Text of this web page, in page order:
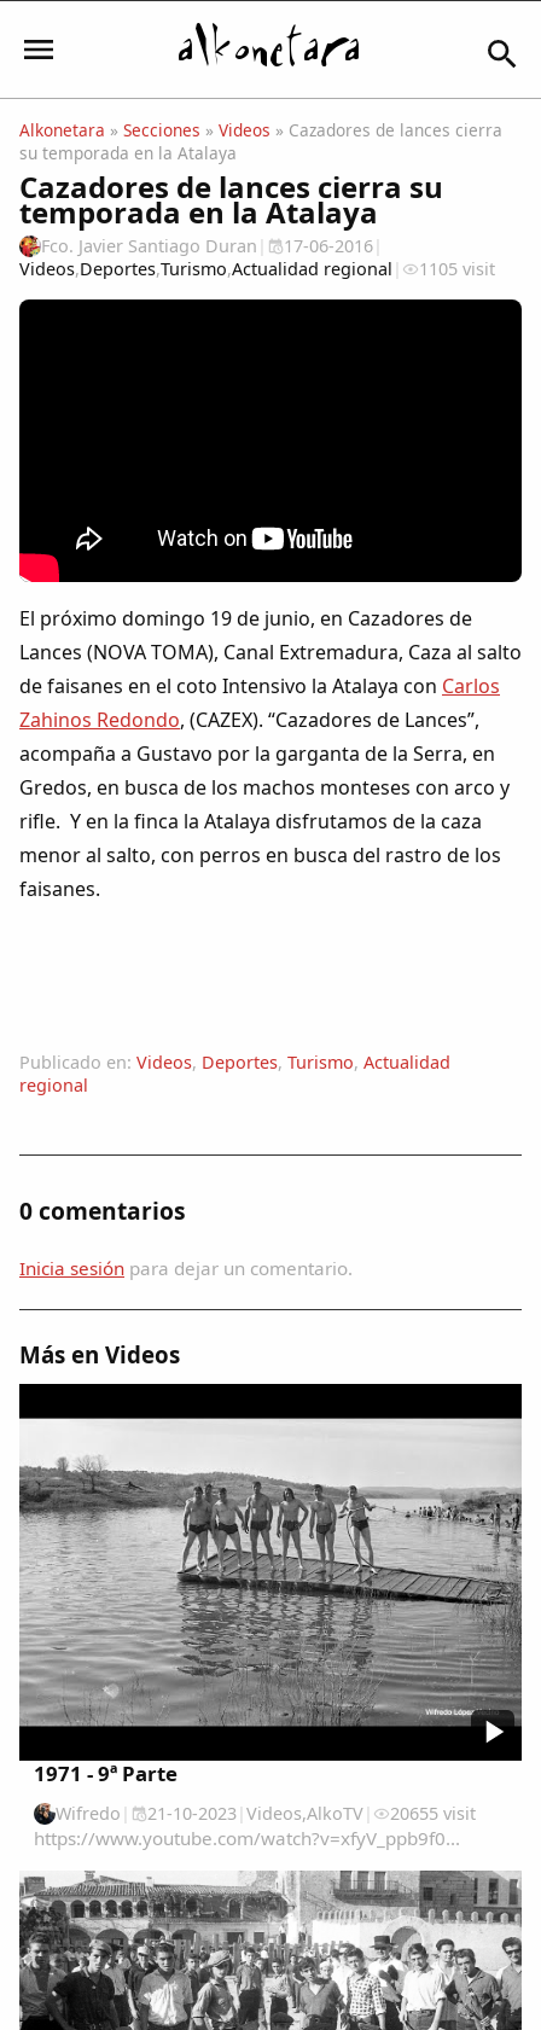
Iniciar sesión
Mi Cuenta
Colaboradores
AlkoTV
Biblioteca
Periódico Alconétar
Foros
Idiosincrasia
Dichos
Cancionero Local
La palra
Alkonetara » Secciones » Videos » Cazadores de lances cierra
su temporada en la Atalaya
Cazadores de lances cierra su
temporada en la Atalaya
Fco. Javier Santiago Duran | 17-06-2016|
Videos,Deportes,Turismo,Actualidad regional | 1105 visit
El próximo domingo 19 de junio, en Cazadores de
Lances (NOVA TOMA), Canal Extremadura, Caza al salto
de faisanes en el coto Intensivo la Atalaya con Carlos
Zahinos Redondo, (CAZEX). “Cazadores de Lances”,
acompaña a Gustavo por la garganta de la Serra, en
Gredos, en busca de los machos monteses con arco y
rifle. Y en la finca la Atalaya disfrutamos de la caza
menor al salto, con perros en busca del rastro de los
faisanes.
Publicado en: Videos, Deportes, Turismo, Actualidad
regional
0 comentarios
Inicia sesión para dejar un comentario.
Más en Videos
1971 - 9ª Parte
Wifredo | 21-10-2023| Videos,AlkoTV| 20655 visit
https://www.youtube.com/watch?v=xfyV_ppb9f0...